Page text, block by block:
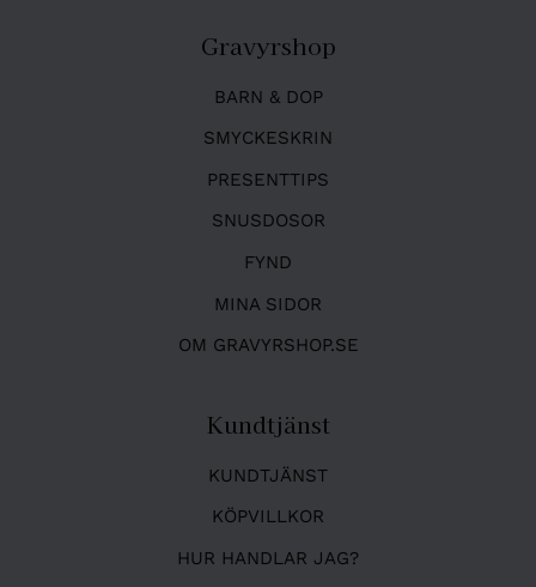
Gravyrshop
BARN & DOP
SMYCKESKRIN
PRESENTTIPS
SNUSDOSOR
FYND
MINA SIDOR
OM GRAVYRSHOP.SE
Kundtjänst
KUNDTJÄNST
KÖPVILLKOR
HUR HANDLAR JAG?